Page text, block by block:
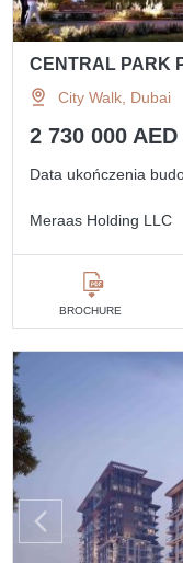
CENTRAL PARK
City Walk, Dubai
2 730 000 AED
Data ukończenia
Meraas Holding LLC
BROCHURE